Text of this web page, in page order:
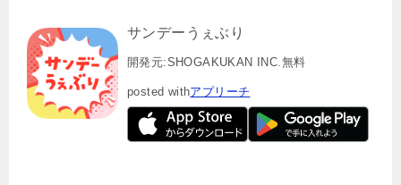
サンデーうぇぶり
開発元:SHOGAKUKAN INC.無料
posted withアプリーチ